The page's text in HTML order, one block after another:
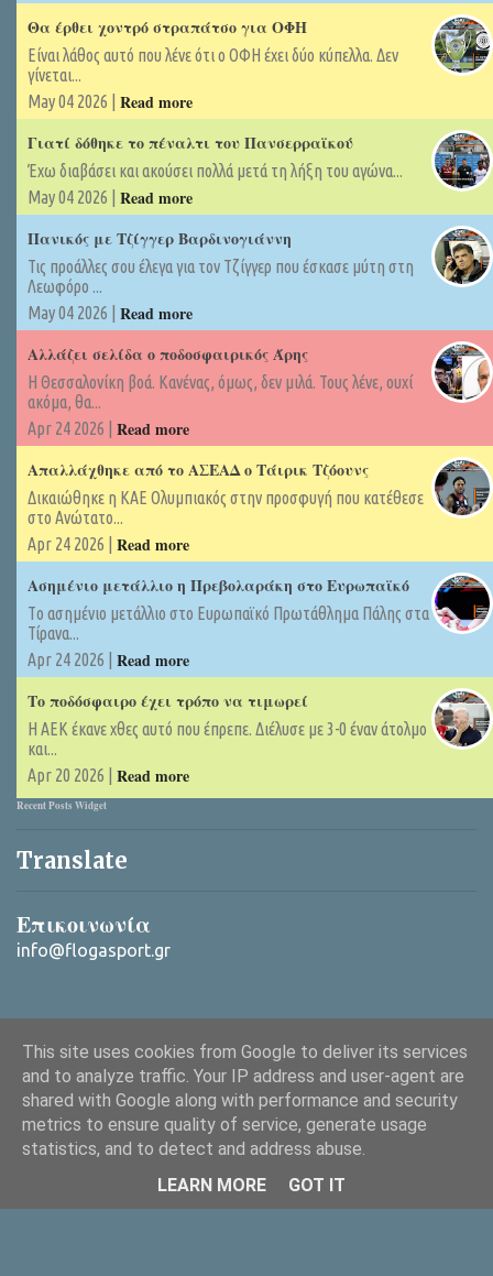
Θα έρθει χοντρό στραπάτσο για ΟΦΗ
Είναι λάθος αυτό που λένε ότι ο ΟΦΗ έχει δύο κύπελλα. Δεν
γίνεται...
May 04 2026 | Read more
Γιατί δόθηκε το πέναλτι του Πανσερραϊκού
Έχω διαβάσει και ακούσει πολλά μετά τη λήξη του αγώνα...
May 04 2026 | Read more
Πανικός με Τζίγγερ Βαρδινογιάννη
Τις προάλλες σου έλεγα για τον Τζίγγερ που έσκασε μύτη στη
Λεωφόρο ...
May 04 2026 | Read more
Αλλάζει σελίδα ο ποδοσφαιρικός Άρης
Η Θεσσαλονίκη βοά. Κανένας, όμως, δεν μιλά. Τους λένε, ουχί
ακόμα, θα...
Apr 24 2026 | Read more
Απαλλάχθηκε από το ΑΣΕΑΔ ο Τάιρικ Τζόουνς
Δικαιώθηκε η ΚΑΕ Ολυμπιακός στην προσφυγή που κατέθεσε
στο Ανώτατο...
Apr 24 2026 | Read more
Ασημένιο μετάλλιο η Πρεβολαράκη στο Ευρωπαϊκό
Tο ασημένιο μετάλλιο στο Ευρωπαϊκό Πρωτάθλημα Πάλης στα
Τίρανα...
Apr 24 2026 | Read more
Το ποδόσφαιρο έχει τρόπο να τιμωρεί
Η ΑΕΚ έκανε χθες αυτό που έπρεπε. Διέλυσε με 3-0 έναν άτολμο
και...
Apr 20 2026 | Read more
Recent Posts Widget
Translate
Επικοινωνία
info@flogasport.gr
Από το Blogger
Copyright © 2025 ΦλόγαSport (flogasport.gr), All rights reserved
This site uses cookies from Google to deliver its services
and to analyze traffic. Your IP address and user-agent are
shared with Google along with performance and security
metrics to ensure quality of service, generate usage
statistics, and to detect and address abuse.
LEARN MORE
GOT IT